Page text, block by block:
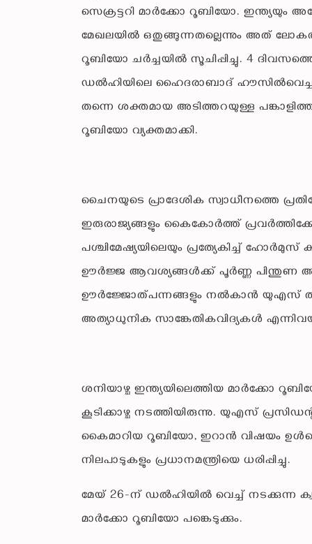
സെക്രട്ടറി മാർക്കോ റൂബിയോ. ഇന്ത്യയും
മേഖലയിൽ ഒതുങ്ങുന്നതല്ലെന്നും അത്
റൂബിയോ ചർച്ചയിൽ സൂചിപ്പിച്ചു. 4
ഡൽഹിയിലെ ഹൈദരാബാദ്
തന്നെ ശക്തമായ അടിത്തറയുള്ള
റൂബിയോ വ്യക്തമാക്കി.
ചൈനയുടെ പ്രാദേശിക സ്വാധീനത്തെ
ഇരുരാജ്യങ്ങളും കൈകോർത്ത്
പശ്ചിമേഷ്യയിലെയും പ്രത്യേകിച്ച്
ഊർജ്ജ ആവശ്യങ്ങൾക്ക് പൂർണ്ണ പിന്തുണ
ഊർജ്ജോത്പന്നങ്ങളും നൽകാൻ യുഎസ്
അത്യാധുനിക സാങ്കേതികവിദ്യകൾ
​ശനിയാഴ്ച ഇന്ത്യയിലെത്തിയ മാർക്കോ
കൂടിക്കാഴ്ച നടത്തിയിരുന്നു. യുഎസ്
കൈമാറിയ റൂബിയോ, ഇറാൻ വിഷയം
നിലപാടുകളും പ്രധാനമന്ത്രിയെ ധരിപ്പിച്ചു.
​മേയ് 26-ന് ഡൽഹിയിൽ വെച്ച് നടക്കുന്ന
മാർക്കോ റൂബിയോ പങ്കെടുക്കും.